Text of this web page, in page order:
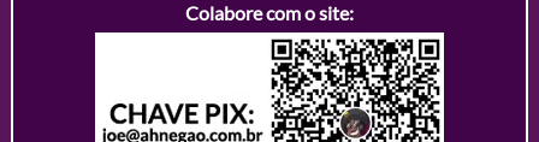
Colabore com o site: